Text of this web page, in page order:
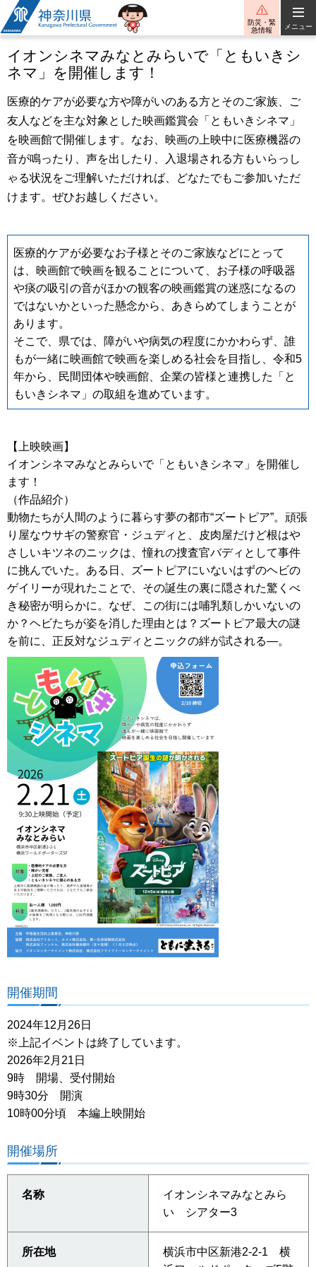
神奈川県
防災・緊
急情報
メニュー
イオンシネマみなとみらいで「ともいきシ
ネマ」を開催します！
医療的ケアが必要な方や障がいのある方とそのご家族、ご
友人などを主な対象とした映画鑑賞会「ともいきシネマ」
を映画館で開催します。なお、映画の上映中に医療機器の
音が鳴ったり、声を出したり、入退場される方もいらっし
ゃる状況をご理解いただければ、どなたでもご参加いただ
けます。ぜひお越しください。
医療的ケアが必要なお子様とそのご家族などにとって
は、映画館で映画を観ることについて、お子様の呼吸器
や痰の吸引の音がほかの観客の映画鑑賞の迷惑になるの
ではないかといった懸念から、あきらめてしまうことが
あります。
そこで、県では、障がいや病気の程度にかかわらず、誰
もが一緒に映画館で映画を楽しめる社会を目指し、令和5
年から、民間団体や映画館、企業の皆様と連携した「と
もいきシネマ」の取組を進めています。
【上映映画】
イオンシネマみなとみらいで「ともいきシネマ」を開催し
ます！
（作品紹介）
動物たちが人間のように暮らす夢の都市“ズートピア”。頑張
り屋なウサギの警察官・ジュディと、皮肉屋だけど根はや
さしいキツネのニックは、憧れの捜査官バディとして事件
に挑んでいた。ある日、ズートピアにいないはずのヘビの
ゲイリーが現れたことで、その誕生の裏に隠された驚くべ
き秘密が明らかに。なぜ、この街には哺乳類しかいないの
か？ヘビたちが姿を消した理由とは？ズートピア最大の謎
を前に、正反対なジュディとニックの絆が試される―。
開催期間
2024年12月26日
※上記イベントは終了しています。
2026年2月21日
9時 開場、受付開始
9時30分 開演
10時00分頃 本編上映開始
開催場所
名称
イオンシネマみなとみら
い シアター3
所在地
横浜市中区新港2-2-1 横